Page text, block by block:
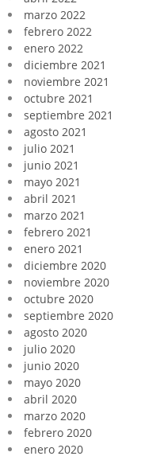
marzo 2022
febrero 2022
enero 2022
diciembre 2021
noviembre 2021
octubre 2021
septiembre 2021
agosto 2021
julio 2021
junio 2021
mayo 2021
abril 2021
marzo 2021
febrero 2021
enero 2021
diciembre 2020
noviembre 2020
octubre 2020
septiembre 2020
agosto 2020
julio 2020
junio 2020
mayo 2020
abril 2020
marzo 2020
febrero 2020
enero 2020